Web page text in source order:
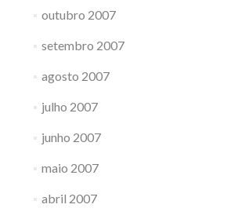
outubro 2007
setembro 2007
agosto 2007
julho 2007
junho 2007
maio 2007
abril 2007